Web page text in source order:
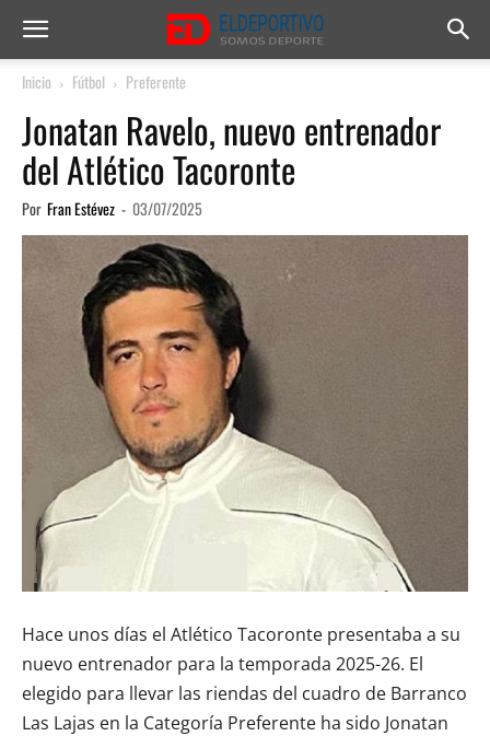
Inicio Fútbol Preferente
Jonatan Ravelo, nuevo entrenador
del Atlético Tacoronte
Por Fran Estévez - 03/07/2025
Hace unos días el Atlético Tacoronte presentaba a su
nuevo entrenador para la temporada 2025-26. El
elegido para llevar las riendas del cuadro de Barranco
Las Lajas en la Categoría Preferente ha sido Jonatan